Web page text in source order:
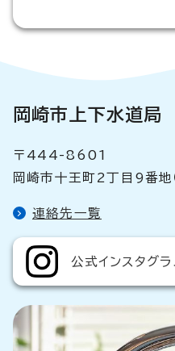
岡崎市上下水道局
〒444-8601
岡崎市十王町2丁目9番地
連絡先一覧
公式インスタグラ